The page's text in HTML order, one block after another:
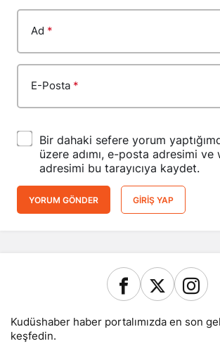
Ad *
E-Posta *
Bir dahaki sefere yorum
üzere adımı, e-posta adresimi ve
adresimi bu tarayıcıya kaydet.
YORUM GÖNDER GIRIŞ YAP
Kudüshaber haber portalımızda en son
keşfedin.